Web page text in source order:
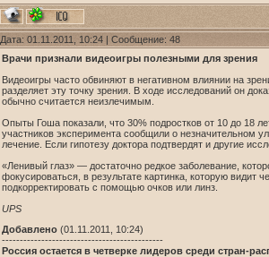
Дата: 01.11.2011, 10:24 | Сообщение: 48
Врачи признали видеоигры полезными для зрения
Видеоигры часто обвиняют в негативном влиянии на
разделяет эту точку зрения. В ходе исследований он
обычно считается неизлечимым.
Опыты Гоша показали, что 30% подростков от 10 до 18
участников эксперимента сообщили о незначительном
лечение. Если гипотезу доктора подтвердят и другие
«Ленивый глаз» — достаточно редкое заболевание,
фокусироваться, в результате картинка, которую видит
подкорректировать с помощью очков или линз.
UPS
Добавлено (01.11.2011, 10:24)
---------------------------------------------
Россия остается в четверке лидеров среди стран-